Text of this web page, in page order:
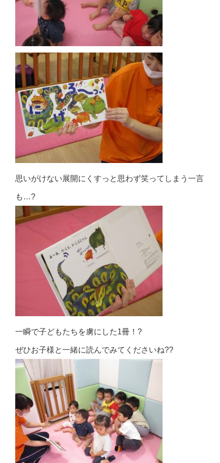
思いがけない展開にくすっと思わず笑ってしまう一言
も…?
一瞬で子どもたちを虜にした1冊！?
ぜひお子様と一緒に読んでみてくださいね??